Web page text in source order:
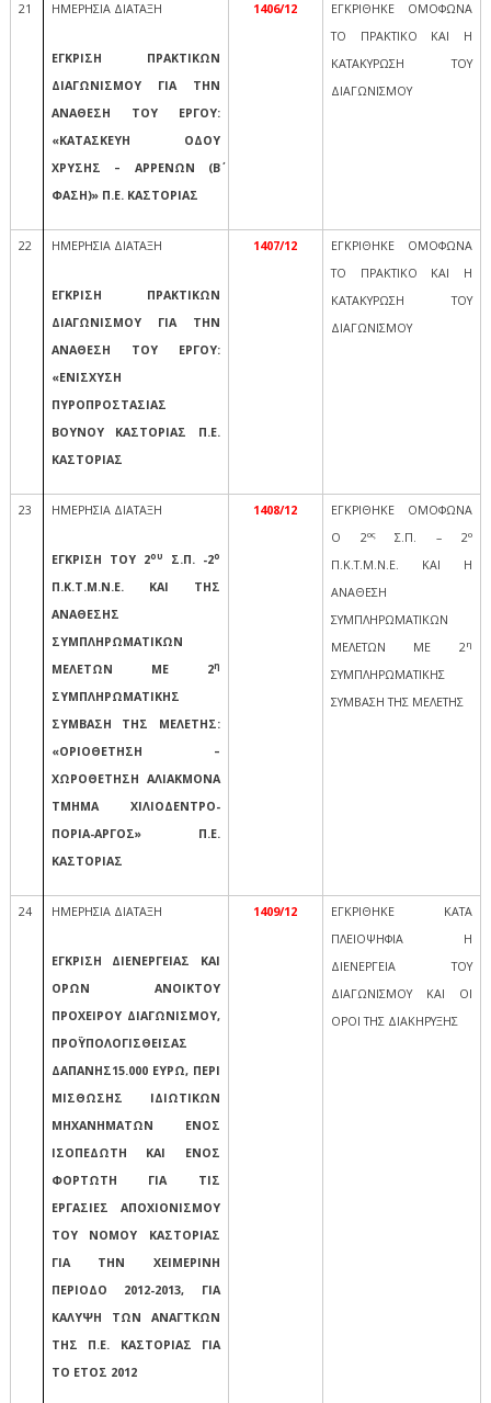
21 ΗΜΕΡΗΣΙΑ ΔΙΑΤΑΞΗ
ΕΓΚΡΙΣΗ ΠΡΑΚΤΙΚΩΝ
ΔΙΑΓΩΝΙΣΜΟΥ ΓΙΑ ΤΗΝ
ΑΝΑΘΕΣΗ ΤΟΥ ΕΡΓΟΥ:
«ΚΑΤΑΣΚΕΥΗ ΟΔΟΥ
ΧΡΥΣΗΣ – ΑΡΡΕΝΩΝ (Β΄
ΦΑΣΗ)» Π.Ε. ΚΑΣΤΟΡΙΑΣ
1406/12
ΕΓΚΡΙΘΗΚΕ ΟΜΟΦΩΝΑ
ΤΟ ΠΡΑΚΤΙΚΟ ΚΑΙ Η
ΚΑΤΑΚΥΡΩΣΗ ΤΟΥ
ΔΙΑΓΩΝΙΣΜΟΥ
22 ΗΜΕΡΗΣΙΑ ΔΙΑΤΑΞΗ
ΕΓΚΡΙΣΗ ΠΡΑΚΤΙΚΩΝ
ΔΙΑΓΩΝΙΣΜΟΥ ΓΙΑ ΤΗΝ
ΑΝΑΘΕΣΗ ΤΟΥ ΕΡΓΟΥ:
«ΕΝΙΣΧΥΣΗ
ΠΥΡΟΠΡΟΣΤΑΣΙΑΣ
ΒΟΥΝΟΥ ΚΑΣΤΟΡΙΑΣ Π.Ε.
ΚΑΣΤΟΡΙΑΣ
1407/12
ΕΓΚΡΙΘΗΚΕ ΟΜΟΦΩΝΑ
ΤΟ ΠΡΑΚΤΙΚΟ ΚΑΙ Η
ΚΑΤΑΚΥΡΩΣΗ ΤΟΥ
ΔΙΑΓΩΝΙΣΜΟΥ
23 ΗΜΕΡΗΣΙΑ ΔΙΑΤΑΞΗ
ΕΓΚΡΙΣΗ ΤΟΥ 2ου Σ.Π. -2ο
Π.Κ.Τ.Μ.Ν.Ε. ΚΑΙ ΤΗΣ
ΑΝΑΘΕΣΗΣ
ΣΥΜΠΛΗΡΩΜΑΤΙΚΩΝ
ΜΕΛΕΤΩΝ ΜΕ 2η
ΣΥΜΠΛΗΡΩΜΑΤΙΚΗΣ
ΣΥΜΒΑΣΗ ΤΗΣ ΜΕΛΕΤΗΣ:
«ΟΡΙΟΘΕΤΗΣΗ –
ΧΩΡΟΘΕΤΗΣΗ ΑΛΙΑΚΜΟΝΑ
ΤΜΗΜΑ ΧΙΛΙΟΔΕΝΤΡΟ-
ΠΟΡΙΑ-ΑΡΓΟΣ» Π.Ε.
ΚΑΣΤΟΡΙΑΣ
1408/12
ΕΓΚΡΙΘΗΚΕ ΟΜΟΦΩΝΑ
Ο 2οςΣ.Π. – 2ο
Π.Κ.Τ.Μ.Ν.Ε. ΚΑΙ Η
ΑΝΑΘΕΣΗ
ΣΥΜΠΛΗΡΩΜΑΤΙΚΩΝ
ΜΕΛΕΤΩΝ ΜΕ 2η
ΣΥΜΠΛΗΡΩΜΑΤΙΚΗΣ
ΣΥΜΒΑΣΗ ΤΗΣ ΜΕΛΕΤΗΣ
24 ΗΜΕΡΗΣΙΑ ΔΙΑΤΑΞΗ
ΕΓΚΡΙΣΗ ΔΙΕΝΕΡΓΕΙΑΣ ΚΑΙ
ΟΡΩΝ ΑΝΟΙΚΤΟΥ
ΠΡΟΧΕΙΡΟΥ ΔΙΑΓΩΝΙΣΜΟΥ,
ΠΡΟΫΠΟΛΟΓΙΣΘΕΙΣΑΣ
ΔΑΠΑΝΗΣ15.000 ΕΥΡΩ, ΠΕΡΙ
ΜΙΣΘΩΣΗΣ ΙΔΙΩΤΙΚΩΝ
ΜΗΧΑΝΗΜΑΤΩΝ ΕΝΟΣ
ΙΣΟΠΕΔΩΤΗ ΚΑΙ ΕΝΟΣ
ΦΟΡΤΩΤΗ ΓΙΑ ΤΙΣ
ΕΡΓΑΣΙΕΣ ΑΠΟΧΙΟΝΙΣΜΟΥ
ΤΟΥ ΝΟΜΟΥ ΚΑΣΤΟΡΙΑΣ
ΓΙΑ ΤΗΝ ΧΕΙΜΕΡΙΝΗ
ΠΕΡΙΟΔΟ 2012-2013, ΓΙΑ
ΚΑΛΥΨΗ ΤΩΝ ΑΝΑΓΤΚΩΝ
ΤΗΣ Π.Ε. ΚΑΣΤΟΡΙΑΣ ΓΙΑ
ΤΟ ΕΤΟΣ 2012
1409/12
ΕΓΚΡΙΘΗΚΕ ΚΑΤΑ
ΠΛΕΙΟΨΗΦΙΑ Η
ΔΙΕΝΕΡΓΕΙΑ ΤΟΥ
ΔΙΑΓΩΝΙΣΜΟΥ ΚΑΙ ΟΙ
ΟΡΟΙ ΤΗΣ ΔΙΑΚΗΡΥΞΗΣ